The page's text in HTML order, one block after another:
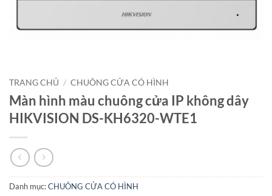
TRANG CHỦ / CHUÔNG CỬA CÓ HÌNH
Màn hình màu chuông cửa IP không dây
HIKVISION DS-KH6320-WTE1
Danh mục:CHUÔNG CỬA CÓ HÌNH